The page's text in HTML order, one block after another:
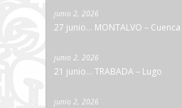
junio 2, 2026
27 junio… MONTALVO – Cuenca
junio 2, 2026
21 junio… TRABADA – Lugo
junio 2, 2026